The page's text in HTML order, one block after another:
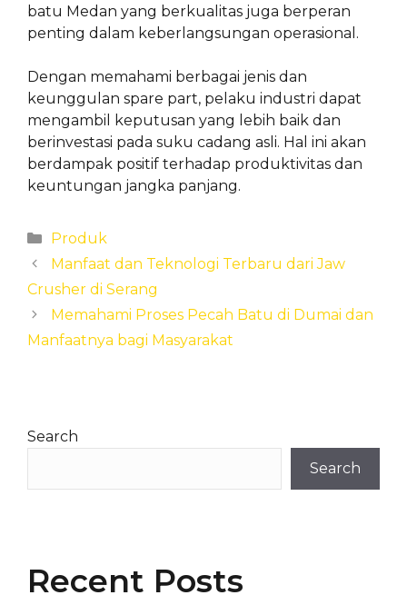
batu Medan yang berkualitas juga berperan
penting dalam keberlangsungan operasional.
Dengan memahami berbagai jenis dan
keunggulan spare part, pelaku industri dapat
mengambil keputusan yang lebih baik dan
berinvestasi pada suku cadang asli. Hal ini akan
berdampak positif terhadap produktivitas dan
keuntungan jangka panjang.
Categories
Produk
Manfaat dan Teknologi Terbaru dari Jaw
Crusher di Serang
Memahami Proses Pecah Batu di Dumai dan
Manfaatnya bagi Masyarakat
Search
Search
Recent Posts